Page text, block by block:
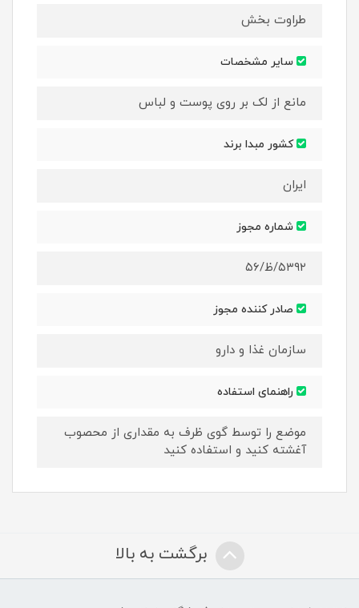
طراوت بخش
سایر مشخصات
مانع از لک بر روی پوست و لباس
کشور مبدا برند
ایران
شماره مجوز
۵۳۹۲/ظ/۵۶
صادر کننده مجوز
سازمان غذا و دارو
راهنمای استفاده
موضع را توسط گوی ظرف به مقداری از محصوب
آغشته کنید و استفاده کنید
برگشت به بالا